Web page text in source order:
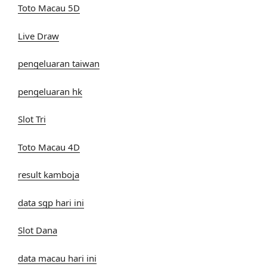
Toto Macau 5D
Live Draw
pengeluaran taiwan
pengeluaran hk
Slot Tri
Toto Macau 4D
result kamboja
data sgp hari ini
Slot Dana
data macau hari ini